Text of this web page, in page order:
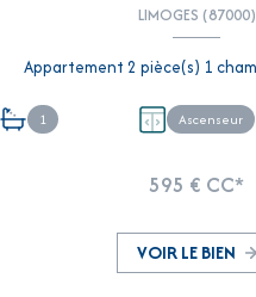
LIMOGES (87000)
1 Ascenseur
595 € CC*
VOIR LE BIEN